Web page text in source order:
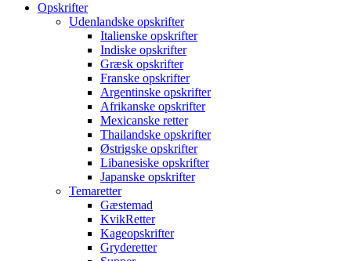
Opskrifter
Udenlandske opskrifter
Italienske opskrifter
Indiske opskrifter
Græsk opskrifter
Franske opskrifter
Argentinske opskrifter
Afrikanske opskrifter
Mexicanske retter
Thailandske opskrifter
Østrigske opskrifter
Libanesiske opskrifter
Japanske opskrifter
Temaretter
Gæstemad
KvikRetter
Kageopskrifter
Gryderetter